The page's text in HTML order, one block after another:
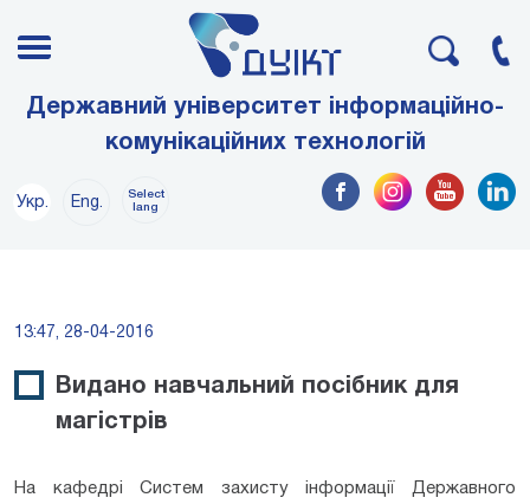
Державний університет інформаційно-
комунікаційних технологій
Укр. Eng.
Select
lang
13:47, 28-04-2016
Видано навчальний посібник для
магістрів
На кафедрі Систем захисту інформації Державного